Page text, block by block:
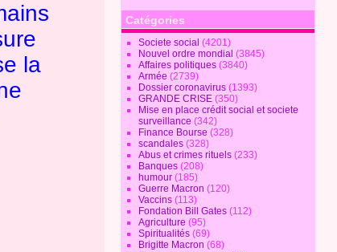
la
Catégories
Societe social (4201)
Nouvel ordre mondial (3845)
Affaires politiques (3840)
Armée (2739)
Dossier coronavirus (1393)
GRANDE CRISE (350)
Mise en place crédit social et societe
surveillance (342)
Finance Bourse (328)
scandales (328)
Abus et crimes rituels (233)
Banques (208)
humour (185)
Guerre Macron (120)
Vaccins (113)
Fondation Bill Gates (112)
Agriculture (95)
Spiritualités (69)
Brigitte Macron (68)